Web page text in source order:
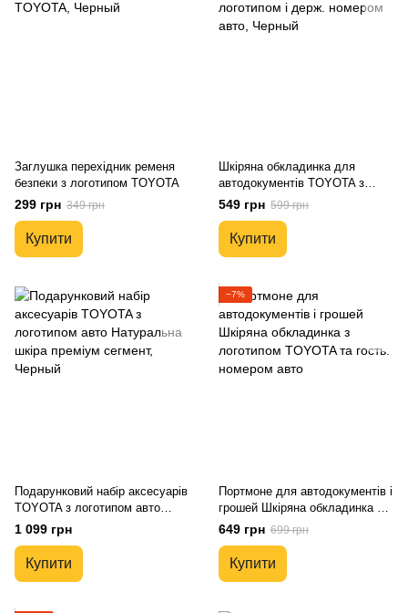
Заглушка перехідник ременя
безпеки з логотипом TOYOTA
299 грн 349 грн
Купити
Шкіряна обкладинка для
автодокументів TOYOTA з
логотипом і держ. номером
549 грн 599 грн
Купити
Подарунковий набір аксесуарів
TOYOTA з логотипом авто
Натуральна шкіра преміум
сегмент
1 099 грн
Купити
−7%
Портмоне для автодокументів і
грошей Шкіряна обкладинка з
логотипом TOYOTA та гость.
номером авто
649 грн 699 грн
Купити